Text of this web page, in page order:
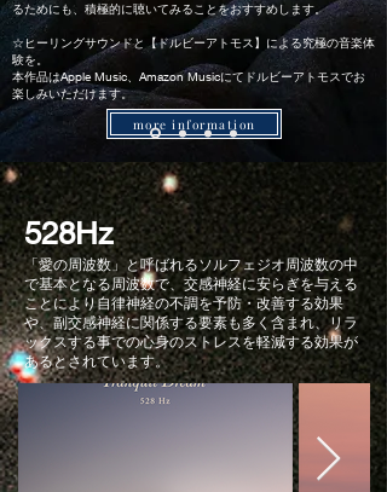
るためにも、積極的に聴いてみることをおすすめします。
☆ヒーリングサウンドと【ドルビーアトモス】による究極の音楽体
験を。
本作品はApple Music、Amazon Musicにてドルビーアトモスでお
楽しみいただけます。
more information
528Hz
「愛の周波数」と呼ばれるソルフェジオ周波数の中
で基本となる周波数で、交感神経に安らぎを与える
ことにより自律神経の不調を予防・改善する効果
や、副交感神経に関係する要素も多く含まれ、リラ
ックスする事での心身のストレスを軽減する効果が
あるとされています。